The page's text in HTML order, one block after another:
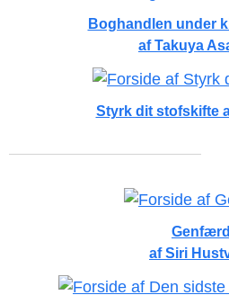
Boghandlen under
af Takuya
Styrk dit stofskifte
Genfærd
af Siri